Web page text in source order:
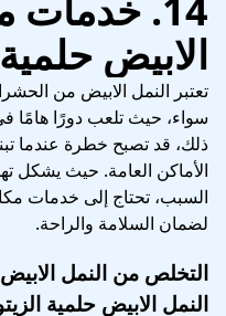
الابيض
تعتبر النمل الابيض من
سواء، حيث تلعب دورًا هامًا
ذلك، قد تصبح خطرة عندما
الأماكن العامة. حيث يشكل
السبب، تحتاج إلى خدمات
لضمان السلامة والراحة.
التخلص من النمل
النمل الابيض حلمية